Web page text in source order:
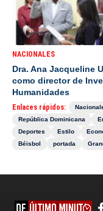
NACIONALES
Dra. Ana Jacqueline
como director de
Humanidades
Enlaces rápidos:
República Dominicana
Deportes
Estilo
Béisbol
portada